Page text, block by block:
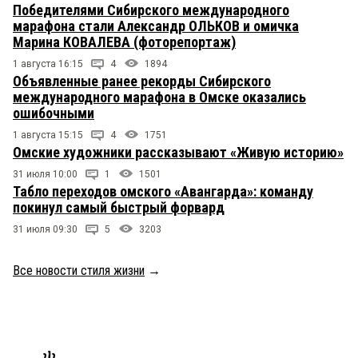
Победителями Сибирского международного
марафона стали Александр ОЛЬКОВ и омичка
Марина КОВАЛЕВА (фоторепортаж)
1 августа 16:15 4 1894
Объявленные ранее рекорды Сибирского
международного марафона в Омске оказались
ошибочными
1 августа 15:15 4 1751
Омские художники рассказывают «Живую историю»
31 июля 10:00 1 1501
Табло переходов омского «Авангарда»: команду
покинул самый быстрый форвард
31 июля 09:30 5 3203
Все новости стиля жизни →